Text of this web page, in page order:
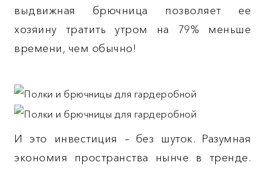
выдвижная брючница позволяет ее
хозяину тратить утром на 79% меньше
времени, чем обычно!
И это инвестиция – без шуток. Разумная
экономия пространства нынче в тренде.